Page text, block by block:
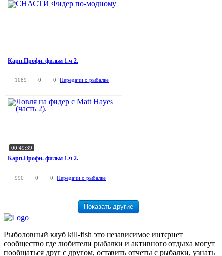
Карп.Профи. фильм 1.ч 2.
1089 0 0 Передачи о рыбалке
00:49:39
Карп.Профи. фильм 1.ч 2.
990 0 0 Передачи о рыбалке
Рыболовный клуб kill-fish это независимое интернет
сообщество где любители рыбалки и активного отдыха могут
пообщаться друг с другом, оставить отчеты с рыбалки, узнать